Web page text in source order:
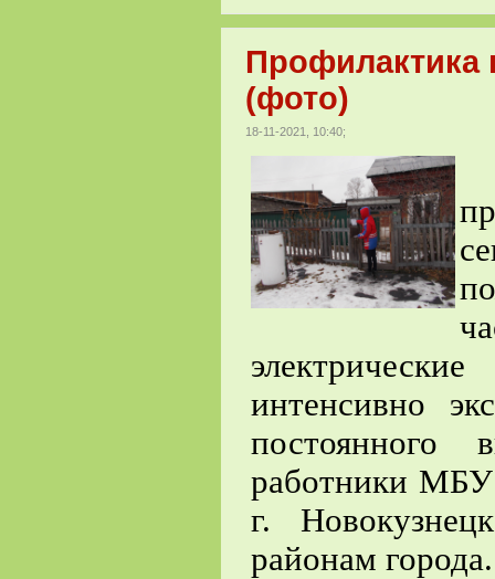
Профилактика
(фото)
18-11-2021, 10:40;
интенсивно
постоянного
работники МБУ
г.
районам города.